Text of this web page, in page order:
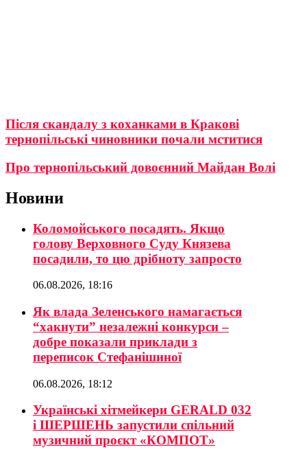
Після скандалу з коханками в Кракові
тернопільські чиновники почали мститися
Про тернопільський довоєнний Майдан Волі
Новини
Коломойського посадять. Якщо
голову Верховного Суду Князева
посадили, то цю дрібноту запросто
06.08.2026, 18:16
Як влада Зеленського намагається
“хакнути” незалежні конкурси –
добре показали приклади з
переписок Стефанішиної
06.08.2026, 18:12
Українські хітмейкери GERALD 032
і ШЕРШЕНЬ запустили спільний
музичний проєкт «КОМПОТ»